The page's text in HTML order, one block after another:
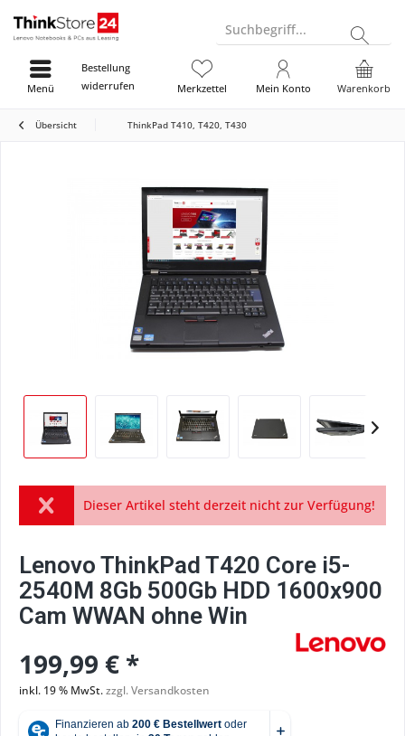
Suchbegriff...
Bestellung
widerrufen
Warenkorb
Merkzettel Mein Konto
Menü
Übersicht ThinkPad T410, T420, T430
Dieser Artikel steht derzeit nicht zur Verfügung!
Lenovo ThinkPad T420 Core i5-
2540M 8Gb 500Gb HDD 1600x900
Cam WWAN ohne Win
199,99 € *
inkl. 19 % MwSt.zzgl. Versandkosten